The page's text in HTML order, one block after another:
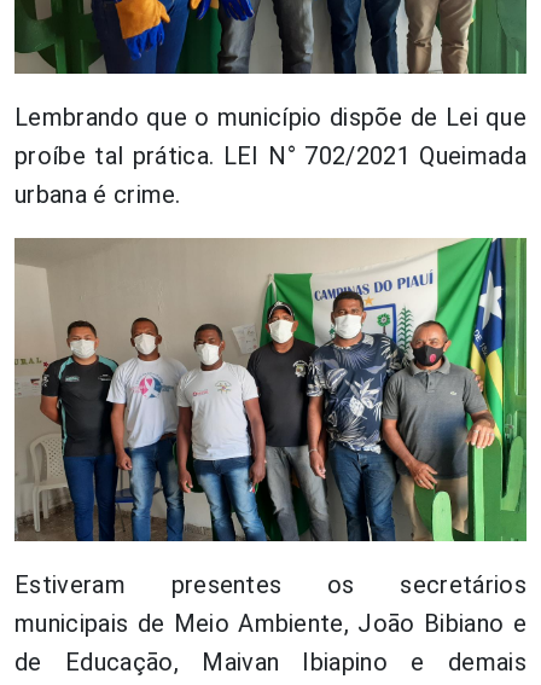
Lembrando que o município dispõe de Lei que
proíbe tal prática. LEI N° 702/2021 Queimada
urbana é crime.
Estiveram presentes os secretários
municipais de Meio Ambiente, Joāo Bibiano e
de Educaçāo, Maivan Ibiapino e demais